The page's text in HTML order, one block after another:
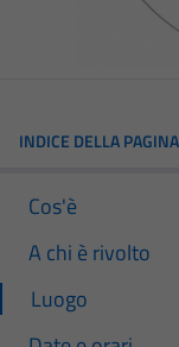
INDICE DELLA PAGINA
Cos'è
A chi è rivolto
Luogo